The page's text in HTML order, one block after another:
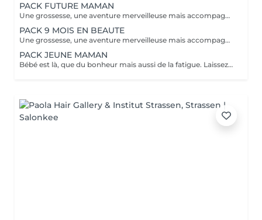
PACK FUTURE MAMAN
Une grossesse, une aventure merveilleuse mais accompagnée bien souvent de fatigue, jambes lourdes, teint brouillé, morale up and down, alors pour vous soulager, nous avons créé nos packs. A commencer au second trimestre 6 massages prénatals ( à raison d'un /mois) 1 soin visage Bulle de douceur/ purifiant ou hydratant intense selon votre type de peau. ( avant l'arrivée de bébé et la maternité) 2 beautés des pieds, car à moins d'être une acrobate en fin de parcours nos pieds sont loin ;-) 1 crème spécial vergeture Clarins et 1 protection UV 50 pour éviter les tâches pigmentaires. Prix spécial de 920€ à la place de 1135€. A offrir ou à s'offrir.
PACK 9 MOIS EN BEAUTE
Une grossesse, une aventure merveilleuse mais accompagnée bien souvent de fatigue, jambes lourdes, teint brouillé, morale up and down, alors pour vous soulager, nous avons créé nos packs. A commencer au second trimestre 12 massages prénatal ( à raison de 2 /mois) 4 soins visage Bulle de douceur/ purifiant ou hydratant intense selon votre type de peau. ( à étaler selon vos envies ou toutes 6 semaines ) 3 beautés des pieds, car à moins d'être une acrobate en fin de parcours nos pieds sont loin ;-) 1 crème spécial vergetures Clarins, 1 huile tonic Clarins et 1 protection UV 50 Clarins pour éviter les tâches pigmentaires. Prix spécial de 1899€ à la place de 2415€. A offrir ou à s'offrir.
PACK JEUNE MAMAN
Bébé est là, que du bonheur mais aussi de la fatigue. Laissez papa s'occuper de la prunelle de vos yeux et venez passer du temps chez nous pour simplement vous détendre. - Soin visage hydratant (ou autre soin complet au choix dans nos classiques) - Massage détente aromatique - Manucure et beauté des pieds Reconnexion totale avec vous même grâce à ce moment privilégié.